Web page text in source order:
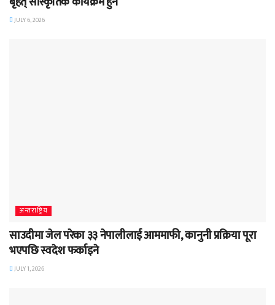
JULY 6, 2026
अन्तराष्ट्रिय
साउदीमा जेल परेका ३३ नेपालीलाई आममाफी, कानुनी प्रक्रिया पूरा
भएपछि स्वदेश फर्काइने
JULY 1, 2026